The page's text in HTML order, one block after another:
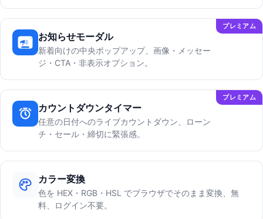
プレミアム
お知らせモーダル
新着向けの中央ポップアップ、画像・メッセー
ジ・CTA・非表示オプション。
プレミアム
カウントダウンタイマー
任意の日付へのライブカウントダウン、ローン
チ・セール・締切に緊張感。
カラー変換
色を HEX・RGB・HSL でブラウザでそのまま変換、無
料、ログイン不要。